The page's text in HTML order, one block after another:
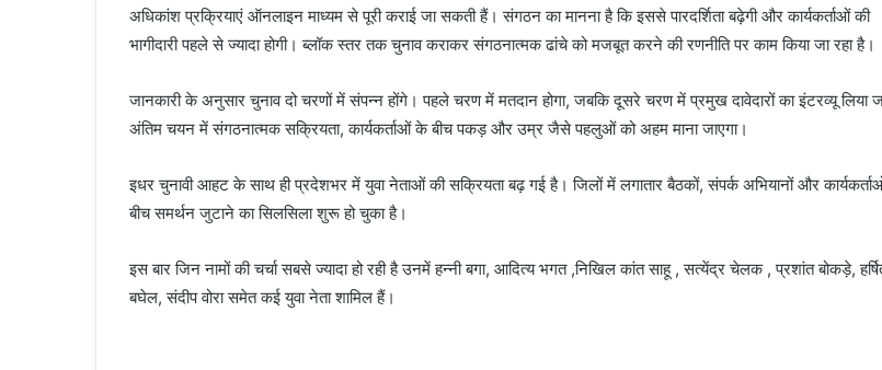
अधिकांश प्रक्रियाएं ऑनलाइन माध्यम से पूरी कराई जा सकती हैं। संगठन का मानना है कि इससे पारदर्शिता बढ़ेगी और कार्यकर्ताओं की
भागीदारी पहले से ज्यादा होगी। ब्लॉक स्तर तक चुनाव कराकर संगठनात्मक ढांचे को मजबूत करने की रणनीति पर काम किया जा रहा है।
जानकारी के अनुसार चुनाव दो चरणों में संपन्न होंगे। पहले चरण में मतदान होगा, जबकि दूसरे चरण में प्रमुख दावेदारों का इंटरव्यू लिया
अंतिम चयन में संगठनात्मक सक्रियता, कार्यकर्ताओं के बीच पकड़ और उम्र जैसे पहलुओं को अहम माना जाएगा।
इधर चुनावी आहट के साथ ही प्रदेशभर में युवा नेताओं की सक्रियता बढ़ गई है। जिलों में लगातार बैठकों, संपर्क अभियानों और
बीच समर्थन जुटाने का सिलसिला शुरू हो चुका है।
इस बार जिन नामों की चर्चा सबसे ज्यादा हो रही है उनमें हन्नी बगा, आदित्य भगत ,निखिल कांत साहू , सत्येंद्र चेलक , प्रशांत बोकड़े,
बघेल, संदीप वोरा समेत कई युवा नेता शामिल हैं।